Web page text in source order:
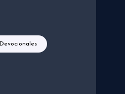
Devocionales